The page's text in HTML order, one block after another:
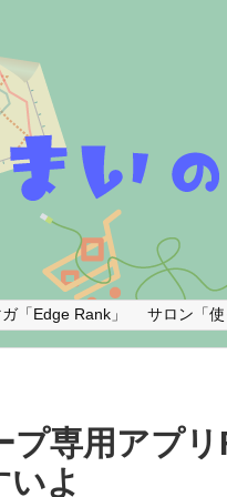
「Edge Rank」 サロン「使
プ専用アプ
よ